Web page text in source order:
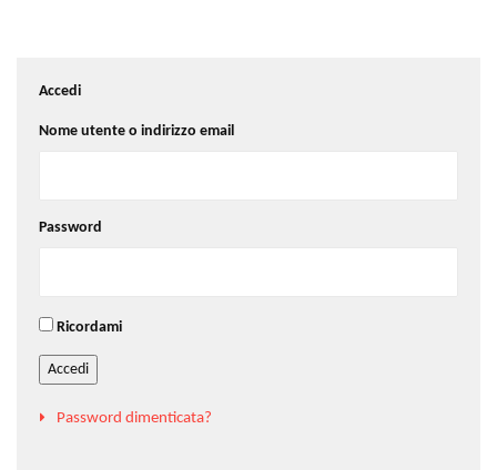
Accedi
Nome utente o indirizzo email
Password
Ricordami
Accedi
Password dimenticata?